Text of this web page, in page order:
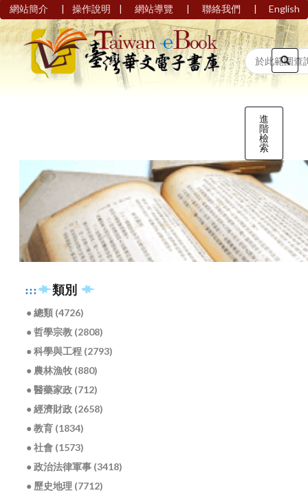
網站簡介 | 操作說明 | 網站導覽 | 聯絡我們 | English
進
階
檢
索
::: 類別
● 總類 (4726)
● 哲學宗教 (2808)
● 科學與工程 (2793)
● 農林漁牧 (880)
● 醫藥家政 (712)
● 經濟財政 (2658)
● 教育 (1834)
● 社會 (1573)
● 政治法律軍事 (3418)
● 歷史地理 (7712)